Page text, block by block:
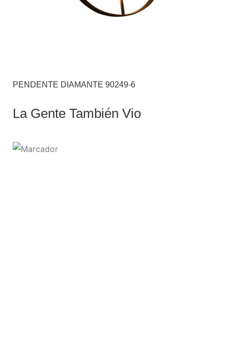
PENDENTE DIAMANTE 90249-6
La Gente También Vio